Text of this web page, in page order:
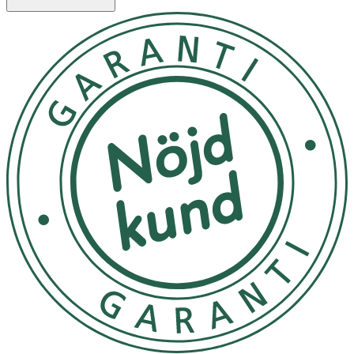
låt sedan verka i 5-10 minuter (eller längre för väldigt
skadat hår) medan inpackningen utför sin magi. Skölj
därefter håret noga och avsluta med Curl Crush™
Conditioner. Använd Curl Crush™ Hair Mask en gång i
veckan för bästa resultat.
Förvara på en sval plats, skyddad från direkt solljus. Håll
flaskan väl tillsluten när den inte används.
OK för gravida och ammande:
Ja
Ingredienser:
Aqua, Aloe Barbadensis Leaf Juice*, Cetearyl Alcohol,
Glycerin, Hydrogenated Ethylhexyl Olivate, Helianthus
Annuus Seed Oil*, Butyrospermum Parkii Butter*,
Distearoylethyl Dimonium Chloride, Hydrogenated Olive
Oil Unsaponifiables, Xylitylglucoside, Anhydroxylitol,
Sodium Benzoate, Polyglyceryl-6 Distearate, Citric Acid,
Hydrolyzed Vegetable Protein, Xylitol, Persea Gratissima